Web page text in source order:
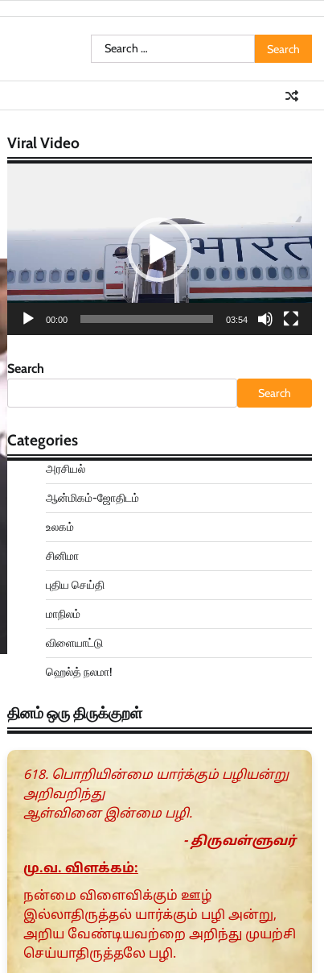
Search
for:
Viral Video
00:00 03:54
Search
Search
Categories
அரசியல்
ஆன்மிகம்-ஜோதிடம்
உலகம்
சினிமா
புதிய செய்தி
மாநிலம்
விளையாட்டு
ஹெல்த் நலமா!
தினம் ஒரு திருக்குறள்
618. பொறியின்மை யார்க்கும் பழியன்று
அறிவறிந்து
ஆள்வினை இன்மை பழி.
- திருவள்ளுவர்
மு.வ. விளக்கம்:
நன்மை விளைவிக்கும் ஊழ்
இல்லாதிருத்தல் யார்க்கும் பழி அன்று,
அறிய வேண்டியவற்றை அறிந்து முயற்சி
செய்யாதிருத்தலே பழி.